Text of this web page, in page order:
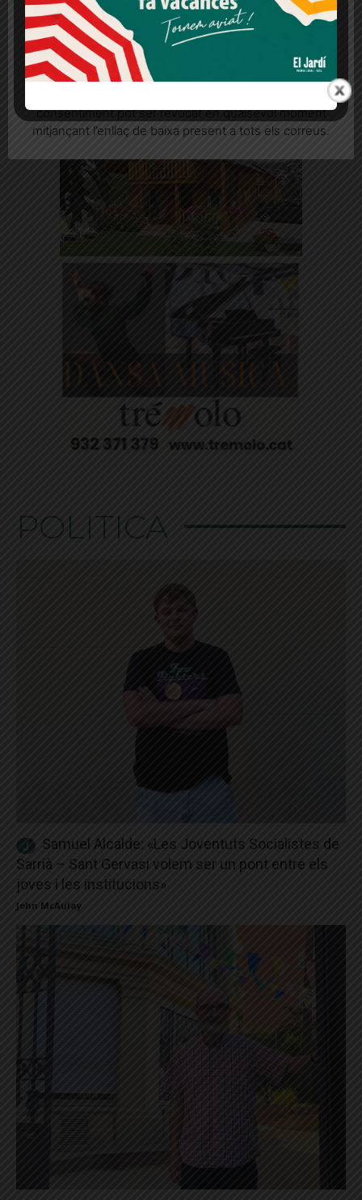
però s'ha posposat sine die per l'incident a tocar de les obres
POLÍTICA
Samuel Alcalde: «Les Joventuts Socialistes de
Sarrià – Sant Gervasi volem ser un pont entre els
joves i les institucions»
John McAulay
Més informació Acceptar Rebutjar tot
Quan l’usuari crea un compte al Diari el Jardí, dona el
seu consentiment explícit per rebre comunicacions
consentiment pot ser revocat en qualsevol moment
mitjançant l’enllaç de baixa present a tots els correus.